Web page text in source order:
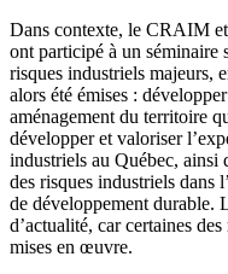
Dans contexte, le CRAIM
ont participé à un séminaire
risques industriels majeurs,
alors été émises :
aménagement du territoire
développer et valoriser
industriels au Québec, ainsi
des risques industriels dans
de développement durable.
d’actualité, car certaines
mises en œuvre.